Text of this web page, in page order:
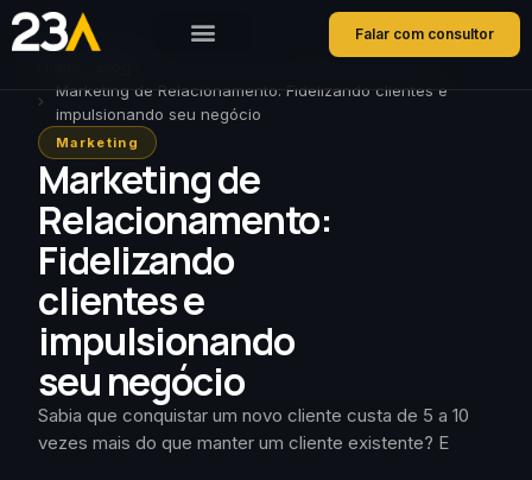
Falar com consultor
Marketing de Relacionamento: Fidelizando clientes e
impulsionando seu negócio
Marketing
Marketing de
Relacionamento:
Fidelizando
clientes e
impulsionando
seu negócio
Sabia que conquistar um novo cliente custa de 5 a 10
vezes mais do que manter um cliente existente? E